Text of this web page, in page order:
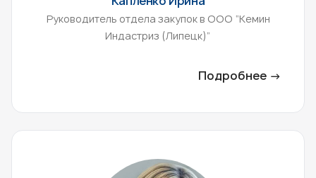
Руководитель отдела закупок в ООО “Кемин
Индастриз (Липецк)”
Подробнее →